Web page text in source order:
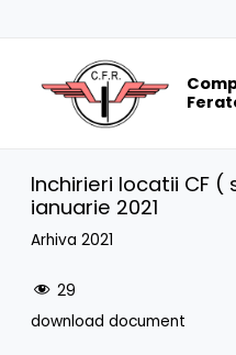
Inchirieri locatii CF
ianuarie 2021
Arhiva 2021
29
download document